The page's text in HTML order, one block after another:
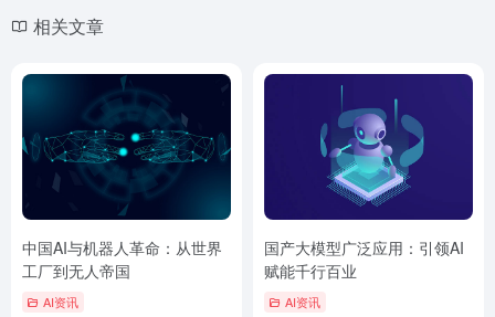
相关文章
中国AI与机器人革命：从世界
工厂到无人帝国
AI资讯
国产大模型广泛应用：引领AI
赋能千行百业
AI资讯